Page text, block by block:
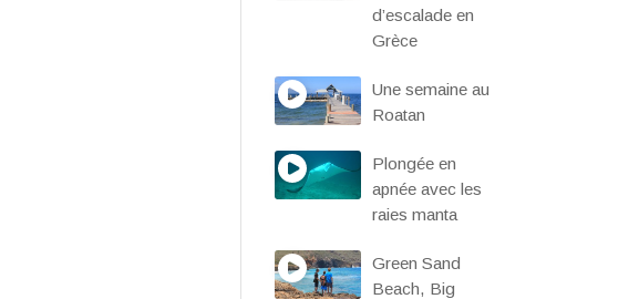
d’escalade en
Grèce
Une semaine au
Roatan
Plongée en
apnée avec les
raies manta
Green Sand
Beach, Big